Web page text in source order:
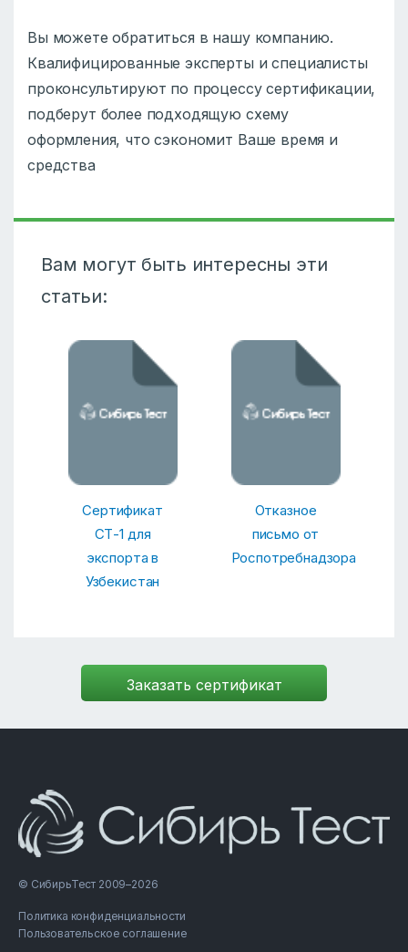
Вы можете обратиться в нашу компанию.
Квалифицированные эксперты и специалисты
проконсультируют по процессу сертификации,
подберут более подходящую схему
оформления, что сэкономит Ваше время и
средства
Вам могут быть интересны эти
статьи:
Сертификат
СТ-1 для
экспорта в
Узбекистан
Отказное
письмо от
Роспотребнадзора
© СибирьТест 2009–2026
Политика конфиденциальности
Пользовательское соглашение